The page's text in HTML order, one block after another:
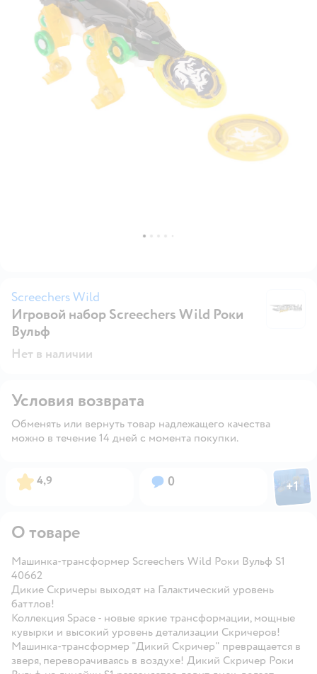
Screechers Wild
Игровой набор Screechers Wild Роки
Вульф
Нет в наличии
Условия возврата
Обменять или вернуть товар надлежащего качества
можно в течение 14 дней с момента покупки.
Рейтинг:
4,9 Вопросов:
0 Фото
+1
О товаре
Машинка-трансформер Screechers Wild Роки Вульф S1
40662
Дикие Скричеры выходят на Галактический уровень
баттлов!
Коллекция Space - новые яркие трансформации, мощные
кувырки и высокий уровень детализации Скричеров!
Машинка-трансформер "Дикий Скричер" превращается в
зверя, переворачиваясь в воздухе! Дикий Скричер Роки